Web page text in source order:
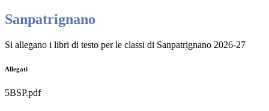
Sanpatrignano
Si allegano i libri di testo per le classi di Sanpatrignano 2026-27
Allegati
5BSP.pdf